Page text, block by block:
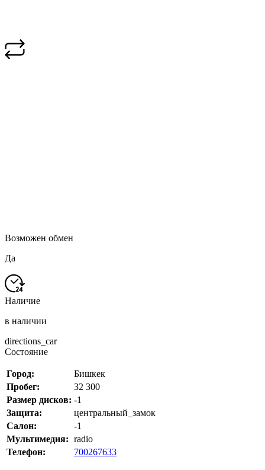
Возможен обмен
Да
Наличие
в наличии
directions_car
Состояние
Город:
Бишкек
Пробег:
32 300
Размер дисков: -1
Защита:
центральный_замок
Салон:
-1
Мультимедия: radio
Телефон:
700267633